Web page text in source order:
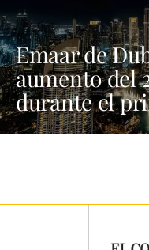
Emaar de
aumento del
durante el
2026